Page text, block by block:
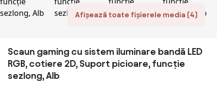
Afișează toate fișierele media (4)
Scaun gaming cu sistem iluminare bandă LED
RGB, cotiere 2D, Suport picioare, funcție
sezlong, Alb